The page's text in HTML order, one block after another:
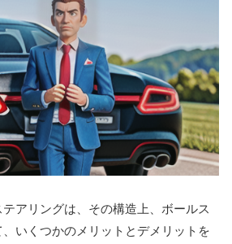
アリングは、その構造上、ボールス
いくつかのメリットとデメリットを